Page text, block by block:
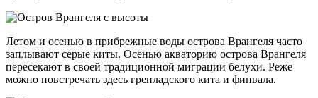
Летом и осенью в прибрежные воды острова Врангеля часто
заплывают серые киты. Осенью акваторию острова Врангеля
пересекают в своей традиционной миграции белухи. Реже
можно повстречать здесь гренладского кита и финвала.